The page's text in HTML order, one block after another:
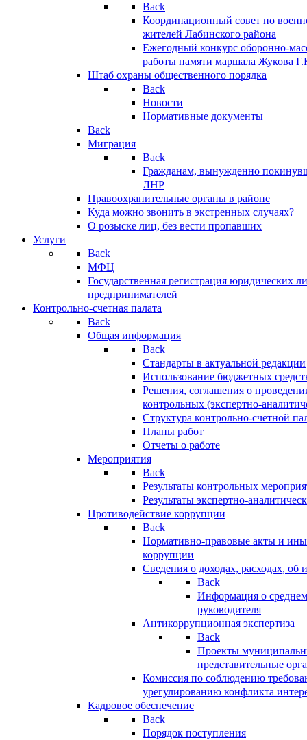
Back
Координационный совет по
жителей Лабинского района
Ежегодный конкурс оборонно-
работы памяти маршала Жукова
Штаб охраны общественного порядка
Back
Новости
Нормативные документы
Back
Миграция
Back
Гражданам, вынужденно
ЛНР
Правоохранительные органы в районе
Куда можно звонить в экстренных случаях?
О розыске лиц, без вести пропавших
Услуги
Back
МФЦ
Государственная регистрация юридических
предпринимателей
Контрольно-счетная палата
Back
Общая информация
Back
Стандарты в актуальной редакции
Использование бюджетных
Решения, соглашения о
контрольных (экспертно-
Структура контрольно-счетной
Планы работ
Отчеты о работе
Мероприятия
Back
Результаты контрольных
Результаты экспертно-
Противодействие коррупции
Back
Нормативно-правовые акты и
коррупции
Сведения о доходах, расходах, об
Back
Информация о
руководителя
Антикоррупционная экспертиза
Back
Проекты
представительные
Комиссия по соблюдению
урегулированию конфликта
Кадровое обеспечение
Back
Порядок поступления